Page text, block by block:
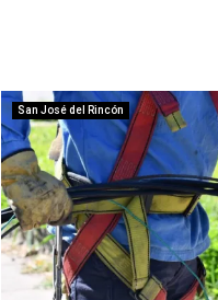
San José del Rincón